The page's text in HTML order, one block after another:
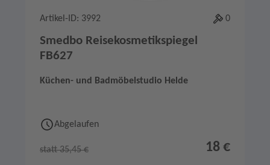
Artikel-ID: 3992 0
Smedbo Reisekosmetikspiegel
FB627
Küchen- und Badmöbelstudio Helde
Abgelaufen
statt 35,45 € 18 €